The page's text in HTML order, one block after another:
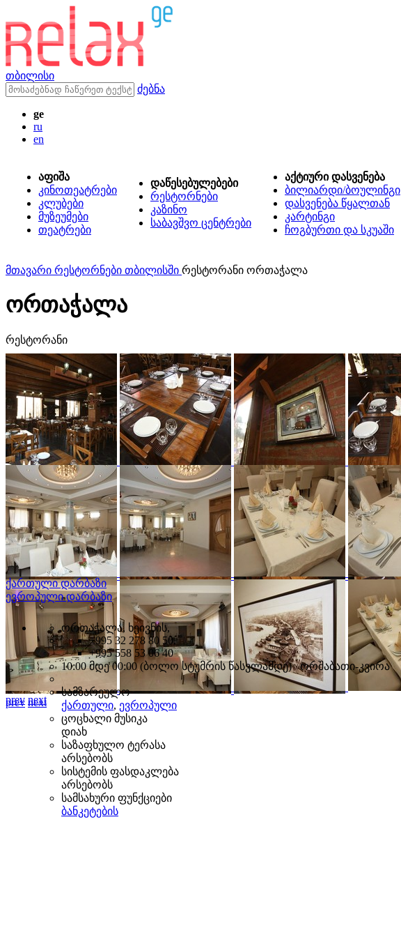
თბილისი
ძებნა
ge
ru
en
აფიშა
კინოთეატრები
კლუბები
მუზეუმები
თეატრები
დაწესებულებები
რესტორნები
კაზინო
საბავშვო ცენტრები
აქტიური დასვენება
ბილიარდი/ბოულინგი
დასვენება წყალთან
კარტინგი
ჩოგბურთი და სკუაში
მთავარი რესტორნები თბილისში რესტორანი ორთაჭალა
ორთაჭალა
რესტორანი
prev next
prev next
ქართული დარბაზი
ევროპული დარბაზი
ორთაჭალა, ხეივნის,
+995 32 278 80 50,
+995 558 53 06 40
10:00 მდე 00:00 (ბოლო სტუმრის წასვლამდე) ორშაბათი-კვირა
სამზარეულო
ქართული, ევროპული
ცოცხალი მუსიკა
დიახ
საზაფხულო ტერასა
არსებობს
სისტემის ფასდაკლება
არსებობს
სამსახური ფუნქციები
ბანკეტების